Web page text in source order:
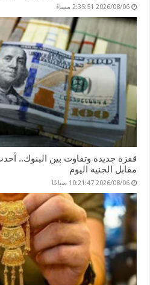
2026/08/06 2:35:51 مساءً
قفزة جديدة وتفاوت بين البنوك..
مقابل الجنيه اليوم
2026/08/06 10:21:47 صباحًا